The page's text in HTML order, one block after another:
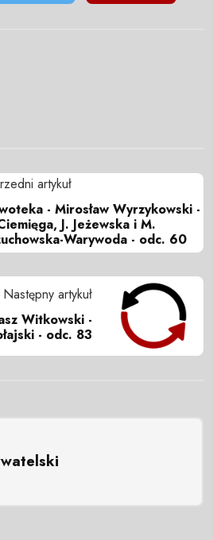
artykuł
- Mirosław Wyrzykowski -
J. Jeżewska i M.
Warywoda - odc. 60
Następny artykuł
Witkowski -
- odc. 83